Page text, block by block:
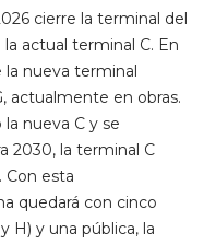
cierre la terminal del
actual terminal C. En
la nueva terminal
actualmente en obras.
nueva C y se
2030, la terminal C
Con esta
quedará con cinco
H) y una pública, la